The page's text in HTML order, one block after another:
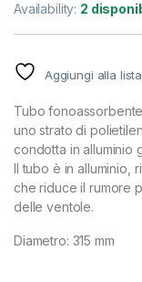
Availability: 2
Aggiungi alla
Tubo
uno strato di
condotta in alluminio
Il tubo è in alluminio,
che riduce il rumore
delle ventole.
Diametro: 315 mm